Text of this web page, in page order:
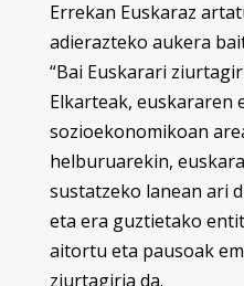
Errekan Euskaraz
adierazteko aukera
“Bai Euskarari
Elkarteak, euskararen
sozioekonomikoan
helburuarekin,
sustatzeko lanean ari
eta era guztietako
aitortu eta pausoak
ziurtagiria da.